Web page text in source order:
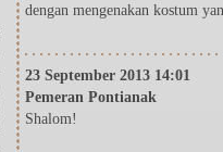
dengan mengenakan kostum
23 September 2013 14:01
Pemeran Pontianak
Shalom!